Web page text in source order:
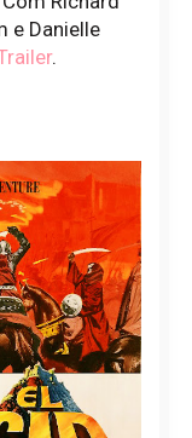
e Danielle
.